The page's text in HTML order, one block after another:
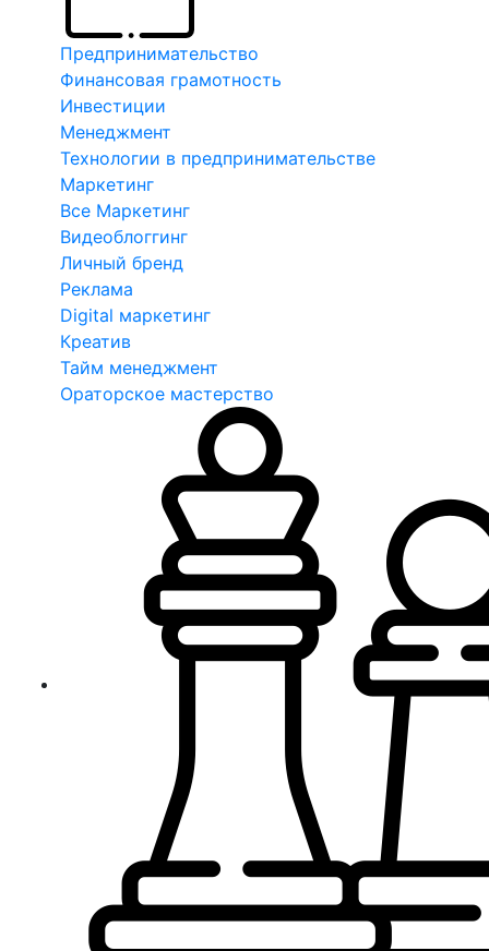
Предпринимательство
Финансовая грамотность
Инвестиции
Менеджмент
Технологии в предпринимательстве
Маркетинг
Все Маркетинг
Видеоблоггинг
Личный бренд
Реклама
Digital маркетинг
Креатив
Тайм менеджмент
Ораторское мастерство